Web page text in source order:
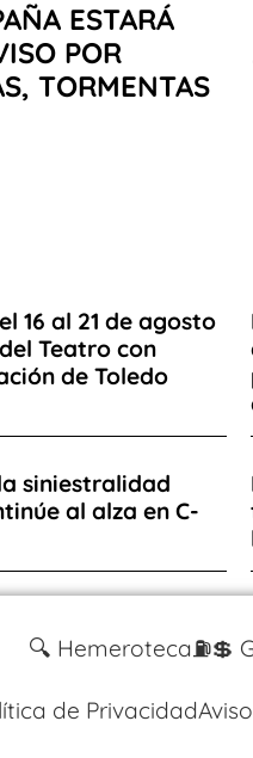
ESTARÁ
POR
TORMENTAS
16 al 21 de agosto
Teatro con
de Toledo
siniestralidad
al alza en C-
🔍 Hemeroteca⛽️💲
de Privacidad